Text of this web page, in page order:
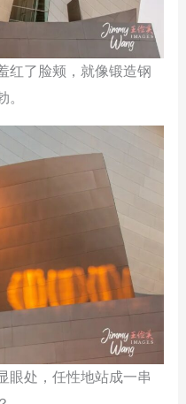
红了脸颊，就像锻造钢
眼处，任性地站成一串